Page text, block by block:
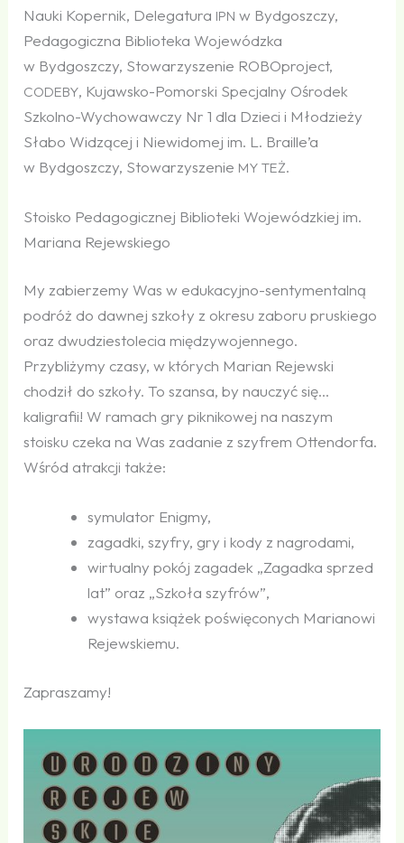
Nauki Kopernik, Delegatura IPN w Bydgoszczy,
Pedagogiczna Biblioteka Wojewódzka
w Bydgoszczy, Stowarzyszenie ROBOproject,
CODEBY, Kujawsko-Pomorski Specjalny Ośrodek
Szkolno-Wychowawczy Nr 1 dla Dzieci i Młodzieży
Słabo Widzącej i Niewidomej im. L. Braille’a
w Bydgoszczy, Stowarzyszenie MY TEŻ.
Stoisko Pedagogicznej Biblioteki Wojewódzkiej im.
Mariana Rejewskiego
My zabierzemy Was w edukacyjno-sentymentalną
podróż do dawnej szkoły z okresu zaboru pruskiego
oraz dwudziestolecia międzywojennego.
Przybliżymy czasy, w których Marian Rejewski
chodził do szkoły. To szansa, by nauczyć się…
kaligrafii! W ramach gry piknikowej na naszym
stoisku czeka na Was zadanie z szyfrem Ottendorfa.
Wśród atrakcji także:
symulator Enigmy,
zagadki, szyfry, gry i kody z nagrodami,
wirtualny pokój zagadek „Zagadka sprzed
lat” oraz „Szkoła szyfrów”,
wystawa książek poświęconych Marianowi
Rejewskiemu.
Zapraszamy!